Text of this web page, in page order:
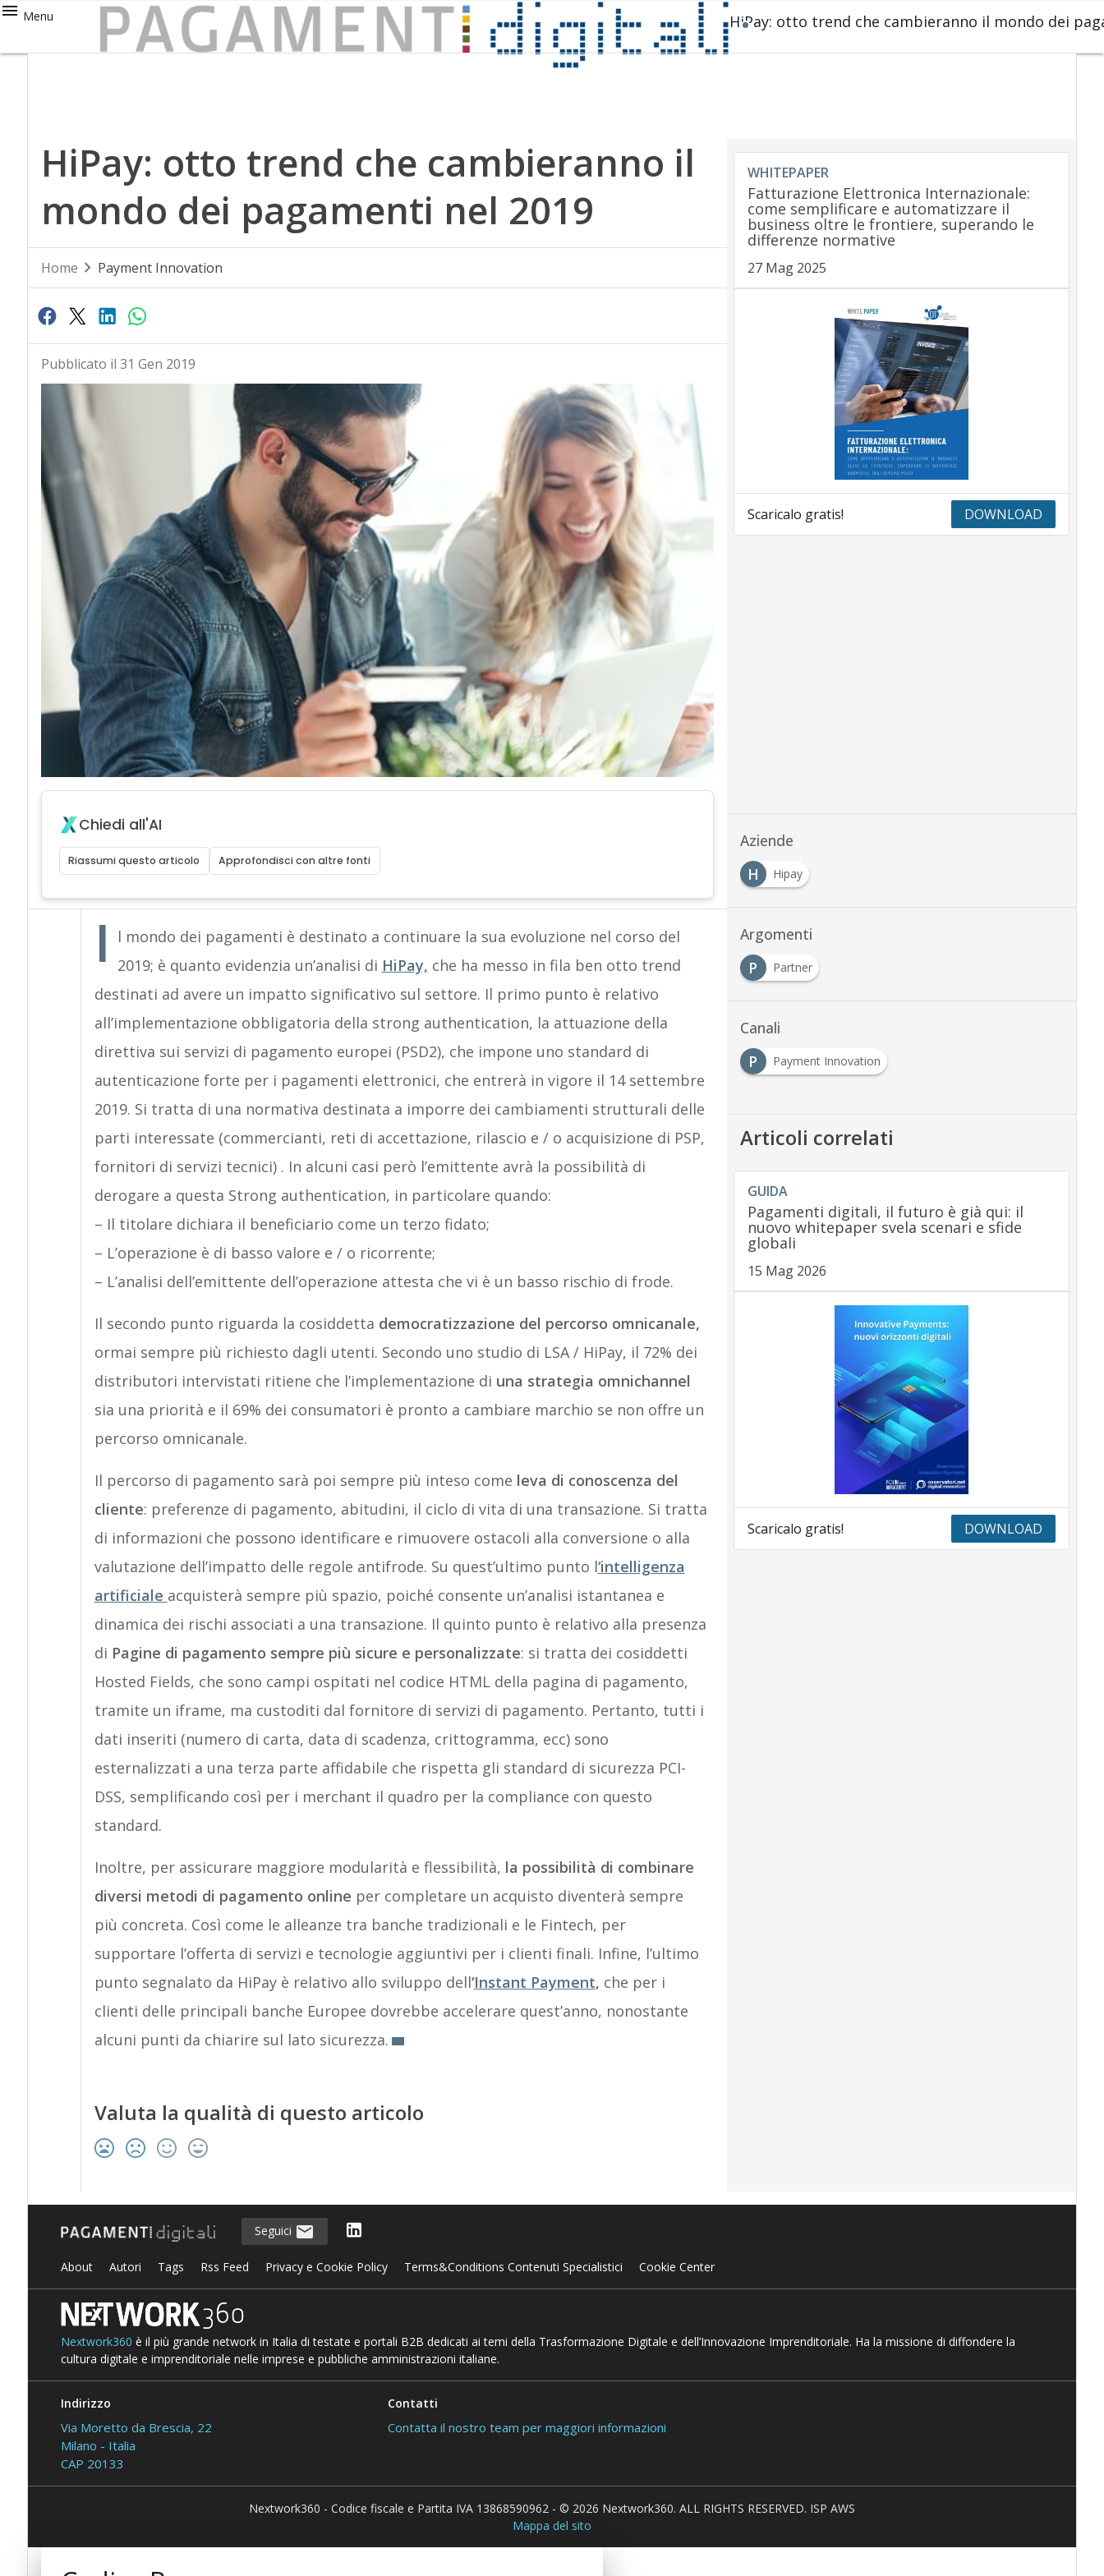
Menu HiPay: otto trend che cambieranno il mondo dei
HiPay: otto trend che cambieranno il
mondo dei pagamenti nel 2019
Home Payment Innovation
Pubblicato il 31 Gen 2019
Chiedi all'AI
Riassumi questo articolo Approfondisci con altre fonti
I
l mondo dei pagamenti è destinato a continuare la sua evoluzione nel corso del
2019; è quanto evidenzia un’analisi di HiPay, che ha messo in fila ben otto trend
destinati ad avere un impatto significativo sul settore. Il primo punto è relativo
all’implementazione obbligatoria della strong authentication, la attuazione della
direttiva sui servizi di pagamento europei (PSD2), che impone uno standard di
autenticazione forte per i pagamenti elettronici, che entrerà in vigore il 14 settembre
2019. Si tratta di una normativa destinata a imporre dei cambiamenti strutturali delle
parti interessate (commercianti, reti di accettazione, rilascio e / o acquisizione di PSP,
fornitori di servizi tecnici) . In alcuni casi però l’emittente avrà la possibilità di
derogare a questa Strong authentication, in particolare quando:
– Il titolare dichiara il beneficiario come un terzo fidato;
– L’operazione è di basso valore e / o ricorrente;
– L’analisi dell’emittente dell’operazione attesta che vi è un basso rischio di frode.
Il secondo punto riguarda la cosiddetta democratizzazione del percorso omnicanale,
ormai sempre più richiesto dagli utenti. Secondo uno studio di LSA / HiPay, il 72% dei
distributori intervistati ritiene che l’implementazione di una strategia omnichannel
sia una priorità e il 69% dei consumatori è pronto a cambiare marchio se non offre un
percorso omnicanale.
Il percorso di pagamento sarà poi sempre più inteso come leva di conoscenza del
cliente: preferenze di pagamento, abitudini, il ciclo di vita di una transazione. Si tratta
di informazioni che possono identificare e rimuovere ostacoli alla conversione o alla
valutazione dell’impatto delle regole antifrode. Su quest’ultimo punto l‘intelligenza
artificiale acquisterà sempre più spazio, poiché consente un’analisi istantanea e
dinamica dei rischi associati a una transazione. Il quinto punto è relativo alla presenza
di Pagine di pagamento sempre più sicure e personalizzate: si tratta dei cosiddetti
Hosted Fields, che sono campi ospitati nel codice HTML della pagina di pagamento,
tramite un iframe, ma custoditi dal fornitore di servizi di pagamento. Pertanto, tutti i
dati inseriti (numero di carta, data di scadenza, crittogramma, ecc) sono
esternalizzati a una terza parte affidabile che rispetta gli standard di sicurezza PCI-
DSS, semplificando così per i merchant il quadro per la compliance con questo
standard.
Inoltre, per assicurare maggiore modularità e flessibilità, la possibilità di combinare
diversi metodi di pagamento online per completare un acquisto diventerà sempre
più concreta. Così come le alleanze tra banche tradizionali e le Fintech, per
supportare l’offerta di servizi e tecnologie aggiuntivi per i clienti finali. Infine, l’ultimo
punto segnalato da HiPay è relativo allo sviluppo dell‘Instant Payment, che per i
clienti delle principali banche Europee dovrebbe accelerare quest’anno, nonostante
alcuni punti da chiarire sul lato sicurezza.
Valuta la qualità di questo articolo
WHITEPAPER
Fatturazione Elettronica Internazionale:
come semplificare e automatizzare il
business oltre le frontiere, superando le
differenze normative
27 Mag 2025
Scaricalo gratis! DOWNLOAD
Aziende
H
Hipay
Argomenti
P
Partner
Canali
P
Payment Innovation
Articoli correlati
GUIDA
Pagamenti digitali, il futuro è già qui: il
nuovo whitepaper svela scenari e sfide
globali
15 Mag 2026
Scaricalo gratis! DOWNLOAD
Seguici
About Autori Tags Rss Feed Privacy e Cookie Policy Terms&Conditions Contenuti Specialistici Cookie Center
Nextwork360 è il più grande network in Italia di testate e portali B2B dedicati ai temi della Trasformazione Digitale e dell’Innovazione Imprenditoriale. Ha la missione di diffondere la
cultura digitale e imprenditoriale nelle imprese e pubbliche amministrazioni italiane.
Indirizzo
Via Moretto da Brescia, 22
Milano - Italia
CAP 20133
Contatti
Contatta il nostro team per maggiori informazioni
Nextwork360 - Codice fiscale e Partita IVA 13868590962 - © 2026 Nextwork360. ALL RIGHTS RESERVED. ISP AWS
Mappa del sito